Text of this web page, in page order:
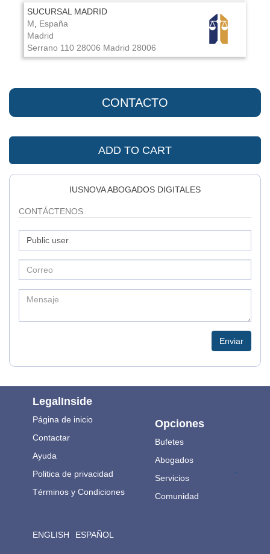
SUCURSAL MADRID
M
España
Madrid
Serrano 110 28006 Madrid 28006
CONTACTO
ADD TO CART
IUSNOVA ABOGADOS DIGITALES
CONTÁCTENOS
Enviar
LegalInside
Página de inicio
Contactar
Ayuda
Politica de privacidad
Términos y Condiciones
ENGLISH ESPAÑOL
Opciones
Bufetes
Abogados
Servicios
Comunidad
.